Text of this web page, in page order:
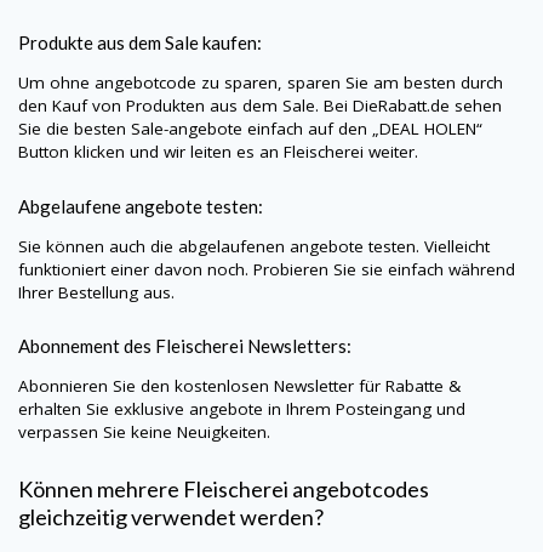
Produkte aus dem Sale kaufen:
Um ohne angebotcode zu sparen, sparen Sie am besten durch
den Kauf von Produkten aus dem Sale. Bei DieRabatt.de sehen
Sie die besten Sale-angebote einfach auf den „DEAL HOLEN“
Button klicken und wir leiten es an Fleischerei weiter.
Abgelaufene angebote testen:
Sie können auch die abgelaufenen angebote testen. Vielleicht
funktioniert einer davon noch. Probieren Sie sie einfach während
Ihrer Bestellung aus.
Abonnement des Fleischerei Newsletters:
Abonnieren Sie den kostenlosen Newsletter für Rabatte &
erhalten Sie exklusive angebote in Ihrem Posteingang und
verpassen Sie keine Neuigkeiten.
Können mehrere Fleischerei angebotcodes
gleichzeitig verwendet werden?